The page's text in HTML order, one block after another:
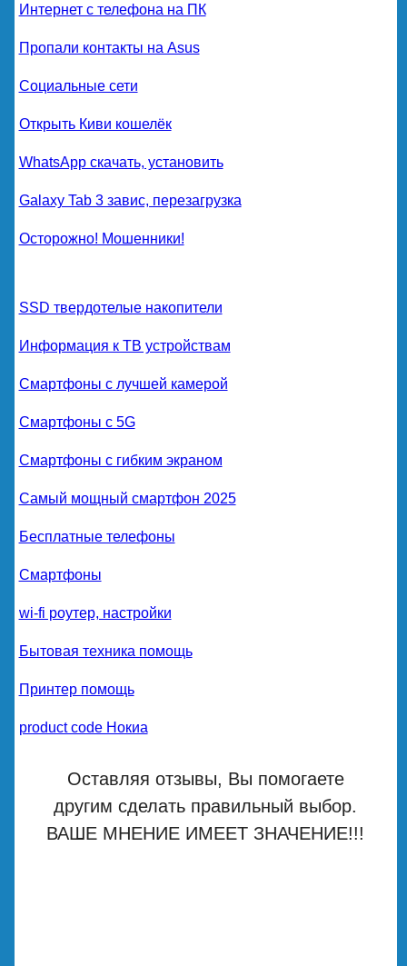
Интернет с телефона на ПК
Пропали контакты на Asus
Социальные сети
Открыть Киви кошелёк
WhatsApp скачать, установить
Galaxy Tab 3 завис, перезагрузка
Осторожно! Мошенники!
SSD твердотелые накопители
Информация к ТВ устройствам
Смартфоны с лучшей камерой
Смартфоны с 5G
Смартфоны с гибким экраном
Самый мощный смартфон 2025
Бесплатные телефоны
Смартфоны
wi-fi роутер, настройки
Бытовая техника помощь
Принтер помощь
product code Нокиа
Оставляя отзывы, Вы помогаете
другим сделать правильный выбор.
ВАШЕ МНЕНИЕ ИМЕЕТ ЗНАЧЕНИЕ!!!